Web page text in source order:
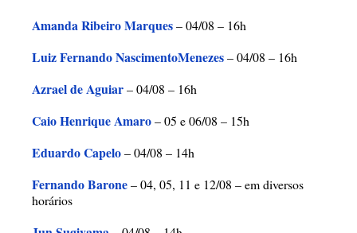
Amanda Ribeiro Marques– 04/08 – 16h
Luiz Fernando NascimentoMenezes– 04/08 – 16h
Azrael de Aguiar– 04/08 – 16h
Caio Henrique Amaro– 05 e 06/08 – 15h
Eduardo Capelo– 04/08 – 14h
Fernando Barone– 04, 05, 11 e 12/08 – em diversos
horários